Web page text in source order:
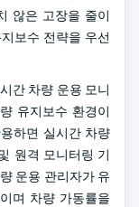
않은 고장을 줄이
보수 전략을 우선
간 차량 운용 모니
유지보수 환경이
하면 실시간 차량
원격 모니터링 기
운용 관리자가 유
며 차량 가동률을